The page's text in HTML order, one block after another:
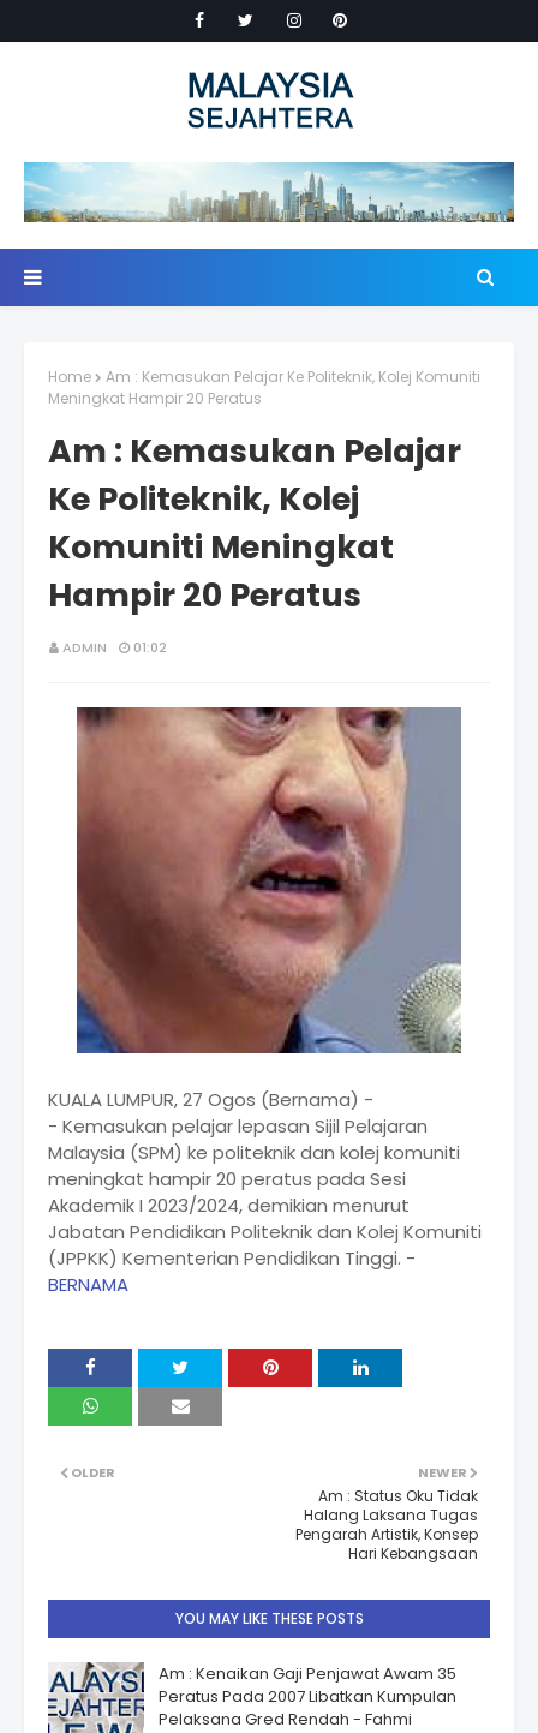
Home
Am : Kemasukan Pelajar Ke Politeknik, Kolej Komuniti
Meningkat Hampir 20 Peratus
Am : Kemasukan Pelajar
Ke Politeknik, Kolej
Komuniti Meningkat
Hampir 20 Peratus
ADMIN 01:02
KUALA LUMPUR, 27 Ogos (Bernama) -
- Kemasukan pelajar lepasan Sijil Pelajaran
Malaysia (SPM) ke politeknik dan kolej komuniti
meningkat hampir 20 peratus pada Sesi
Akademik I 2023/2024, demikian menurut
Jabatan Pendidikan Politeknik dan Kolej Komuniti
(JPPKK) Kementerian Pendidikan Tinggi. -
BERNAMA
NEWER
Am : Status Oku Tidak
Halang Laksana Tugas
Pengarah Artistik, Konsep
Hari Kebangsaan
OLDER
YOU MAY LIKE THESE POSTS
Am : Kenaikan Gaji Penjawat Awam 35
Peratus Pada 2007 Libatkan Kumpulan
Pelaksana Gred Rendah - Fahmi